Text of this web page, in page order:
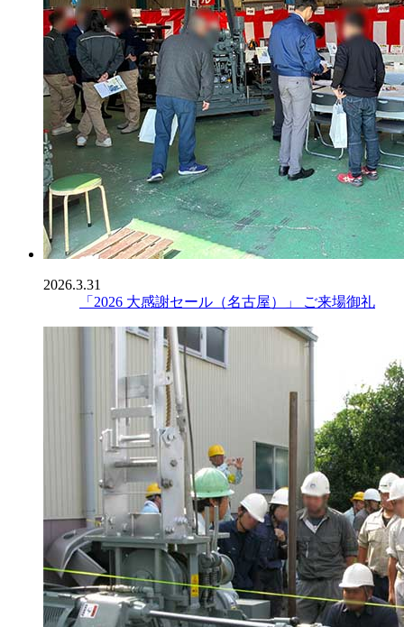
2026.3.31
「2026 大感謝セール（名古屋）」 ご来場御礼